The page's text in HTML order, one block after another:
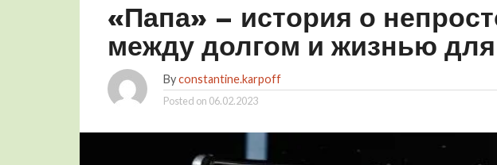
«Папа» – история о
между долгом и жизнью для
Byconstantine.karpoff
Posted on 06.02.2023